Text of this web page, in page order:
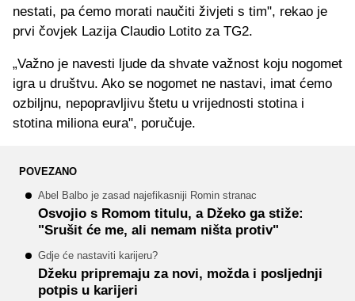
nestati, pa ćemo morati naučiti živjeti s tim", rekao je
prvi čovjek Lazija Claudio Lotito za TG2.
„Važno je navesti ljude da shvate važnost koju nogomet
igra u društvu. Ako se nogomet ne nastavi, imat ćemo
ozbiljnu, nepopravljivu štetu u vrijednosti stotina i
stotina miliona eura", poručuje.
POVEZANO
Abel Balbo je zasad najefikasniji Romin stranac
Osvojio s Romom titulu, a Džeko ga stiže:
"Srušit će me, ali nemam ništa protiv"
Gdje će nastaviti karijeru?
Džeku pripremaju za novi, možda i posljednji
potpis u karijeri